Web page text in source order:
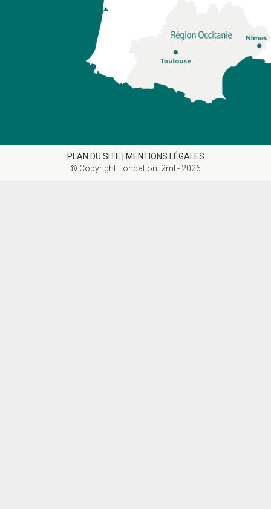
PLAN DU SITE |
MENTIONS LÉGALES
© Copyright Fondation i2ml - 2026